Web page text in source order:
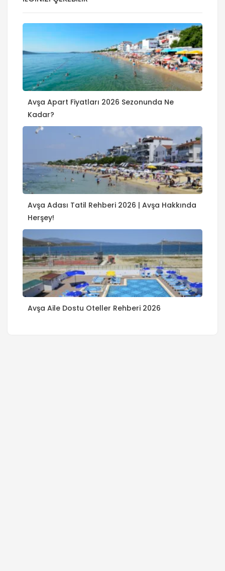
Avşa Apart Fiyatları 2026 Sezonunda Ne
Kadar?
Avşa Adası Tatil Rehberi 2026 | Avşa Hakkında
Herşey!
Avşa Aile Dostu Oteller Rehberi 2026